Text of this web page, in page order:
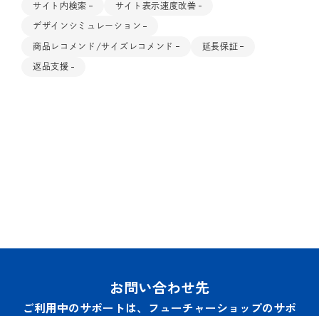
サイト内検索 サイト表示速度改善
デザインシミュレーション
商品レコメンド/サイズレコメンド 延長保証
返品支援
お問い合わせ先
ご利用中のサポートは、フューチャーショップのサポ